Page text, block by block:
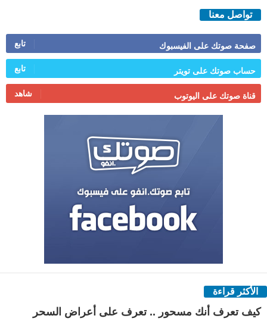
تواصل معنا
صفحة صوتك على الفيسبوك تابع
حساب صوتك على تويتر تابع
قناة صوتك على اليوتوب شاهد
الأكثر قراءة
كيف تعرف أنك مسحور .. تعرف على أعراض السحر